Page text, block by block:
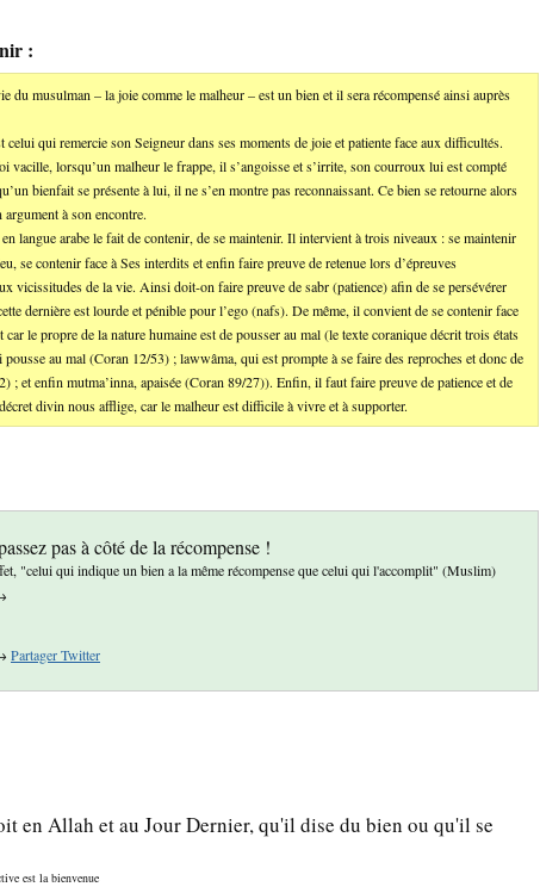
:
du musulman – la joie comme le malheur – est un bien et il sera récompensé ainsi auprès
celui qui remercie son Seigneur dans ses moments de joie et patiente face aux difficultés.
vacille, lorsqu’un malheur le frappe, il s’angoisse et s’irrite, son courroux lui est compté
bienfait se présente à lui, il ne s’en montre pas reconnaissant. Ce bien se retourne alors
à son encontre.
langue arabe le fait de contenir, de se maintenir. Il intervient à trois niveaux : se maintenir
se contenir face à Ses interdits et enfin faire preuve de retenue lors d’épreuves
vicissitudes de la vie. Ainsi doit-on faire preuve de sabr (patience) afin de se persévérer
dernière est lourde et pénible pour l’ego (nafs). De même, il convient de se contenir face
car le propre de la nature humaine est de pousser au mal (le texte coranique décrit trois états
pousse au mal (Coran 12/53) ; lawwâma, qui est prompte à se faire des reproches et donc de
; et enfin mutma’inna, apaisée (Coran 89/27)). Enfin, il faut faire preuve de patience et de
divin nous afflige, car le malheur est difficile à vivre et à supporter.
pas à côté de la récompense !
"celui qui indique un bien a la même récompense que celui qui l'accomplit" (Muslim)
Partager Twitter
en Allah et au Jour Dernier, qu'il dise du bien ou qu'il se
est la bienvenue